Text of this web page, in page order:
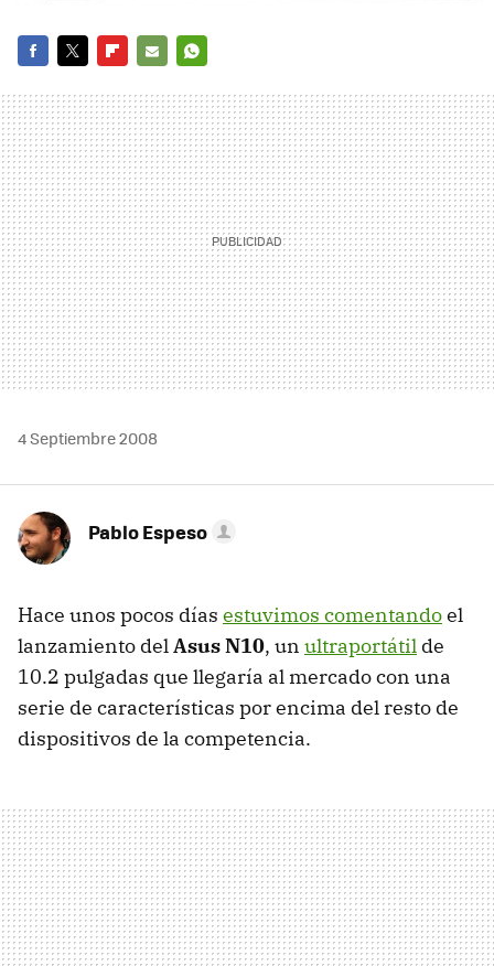
MAIL
4 Septiembre 2008
Pablo Espeso
Hace unos pocos días estuvimos comentandoel
lanzamiento delAsus N10, un ultraportátil de
10.2 pulgadas que llegaría al mercado con una
serie de características por encima del resto de
dispositivos de la competencia.